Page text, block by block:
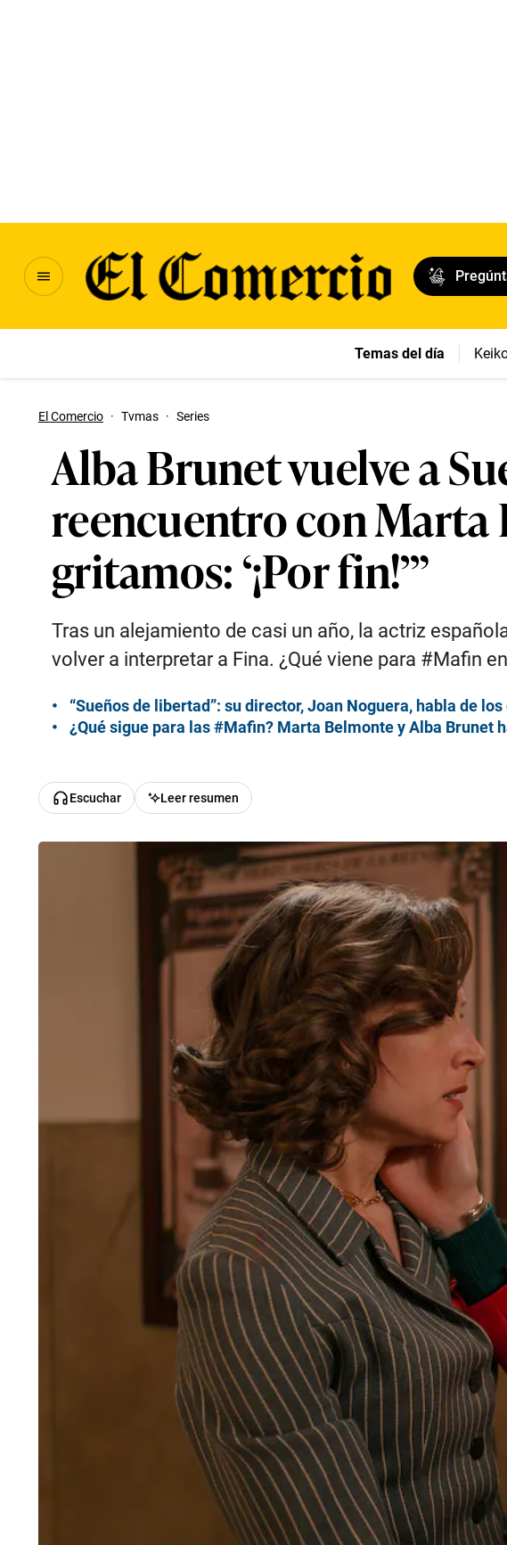
Temas del día
El Comercio · Tvmas · Series
Alba Brunet vuelve a
reencuentro con Marta
gritamos: ‘¡Por fin!’”
Tras un alejamiento de casi un año, la actriz
volver a interpretar a Fina. ¿Qué viene para #Mafin
“Sueños de libertad”: su director, Joan Noguera, habla de
¿Qué sigue para las #Mafin? Marta Belmonte y Alba Brunet
Escuchar Leer resumen